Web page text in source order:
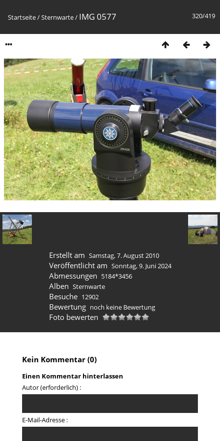
320/419
Startseite/Sternwarte/ IMG 0577
Erstellt am Samstag, 7. August 2010
Veröffentlicht am Sonntag, 9. Juni 2024
Abmessungen 5184*3456
Alben Sternwarte
Besuche 12902
Bewertung noch keine Bewertung
Foto bewerten
Kein Kommentar (0)
Einen Kommentar hinterlassen
Autor (erforderlich) :
E-Mail-Adresse :